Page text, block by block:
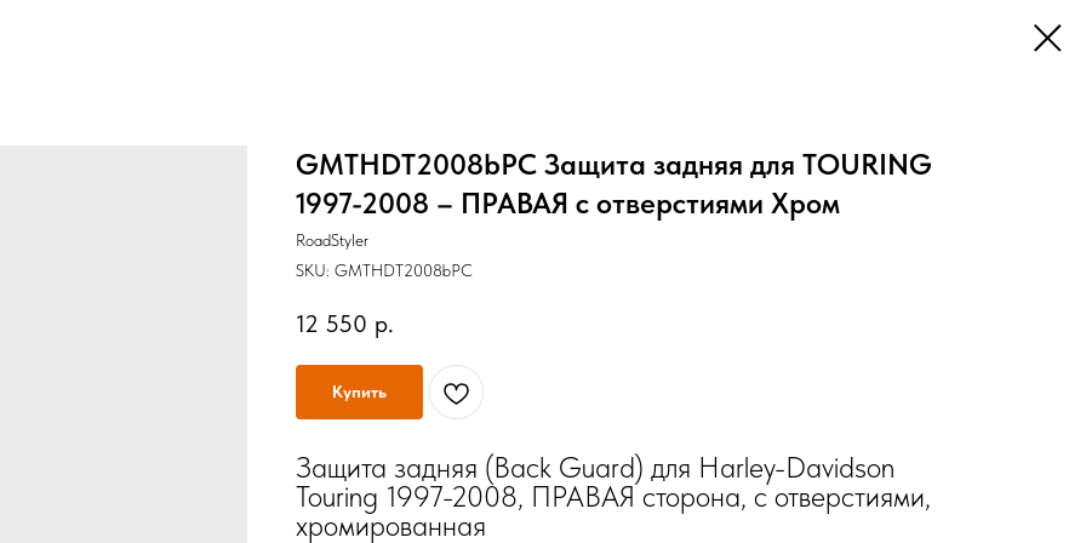
GMTHDT2008bPC Защита задняя для TOURING
1997-2008 – ПРАВАЯ с отверстиями Хром
RoadStyler
SKU: GMTHDT2008bPC
12 550 р.
Купить
Защита задняя (Back Guard) для Harley-Davidson
Touring 1997-2008, ПРАВАЯ сторона, с отверстиями,
хромированная